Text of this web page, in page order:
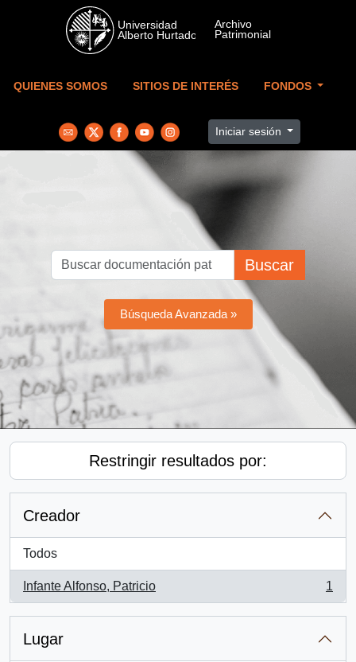
Skip to main content
QUIENES SOMOS SITIOS DE INTERÉS FONDOS
Iniciar sesión
Buscar
Búsqueda Avanzada »
Restringir resultados por:
Creador
Todos
Infante Alfonso, Patricio
, 1 resultados
1
Lugar